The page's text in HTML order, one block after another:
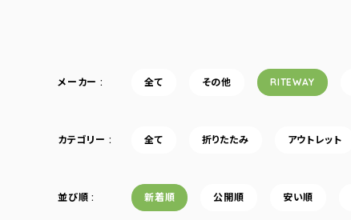
メーカー 全て その他 RITEWAY
カテゴリー 全て 折りたたみ アウトレット
並び順 新着順 公開順 安い順